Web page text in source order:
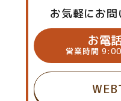
お気軽にお問
お電
営業時間